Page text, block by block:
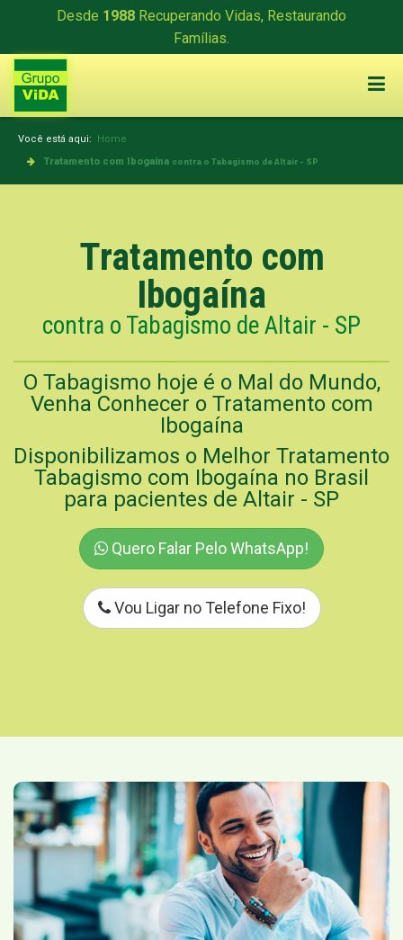
Desde 1988 Recuperando Vidas, Restaurando
Famílias.
Você está aqui: Home
Tratamento com Ibogaína contra o Tabagismo de Altair - SP
Tratamento com
Ibogaína
contra o Tabagismo de Altair - SP
O Tabagismo hoje é o Mal do Mundo,
Venha Conhecer o Tratamento com
Ibogaína
Disponibilizamos o Melhor Tratamento
Tabagismo com Ibogaína no Brasil
para pacientes de Altair - SP
Quero Falar Pelo WhatsApp!
Vou Ligar no Telefone Fixo!